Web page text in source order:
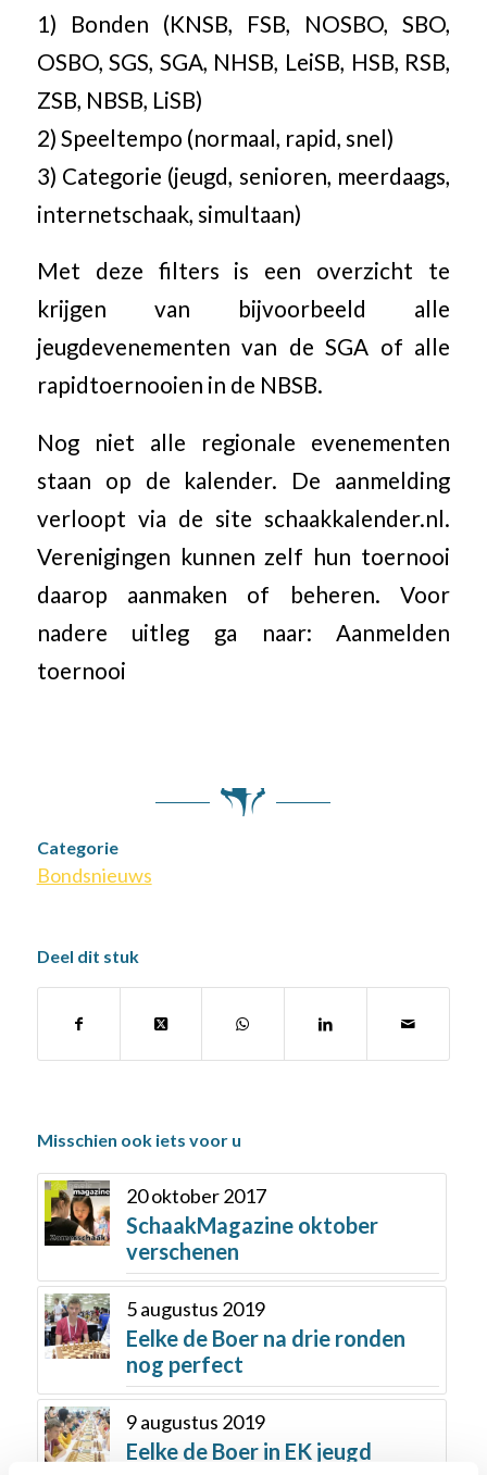
1) Bonden (KNSB, FSB, NOSBO, SBO,
OSBO, SGS, SGA, NHSB, LeiSB, HSB, RSB,
ZSB, NBSB, LiSB)
2) Speeltempo (normaal, rapid, snel)
3) Categorie (jeugd, senioren, meerdaags,
internetschaak, simultaan)
Met deze filters is een overzicht te
krijgen van bijvoorbeeld alle
jeugdevenementen van de SGA of alle
rapidtoernooien in de NBSB.
Nog niet alle regionale evenementen
staan op de kalender. De aanmelding
verloopt via de site schaakkalender.nl.
Verenigingen kunnen zelf hun toernooi
daarop aanmaken of beheren. Voor
nadere uitleg ga naar: Aanmelden
toernooi
Categorie
Bondsnieuws
Deel dit stuk
Misschien ook iets voor u
20 oktober 2017
SchaakMagazine oktober
verschenen
5 augustus 2019
Eelke de Boer na drie ronden
nog perfect
9 augustus 2019
Eelke de Boer in EK jeugd